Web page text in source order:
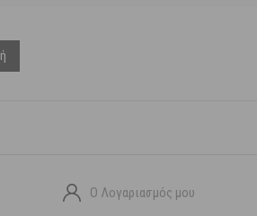
Ο Λογαριασμός μου